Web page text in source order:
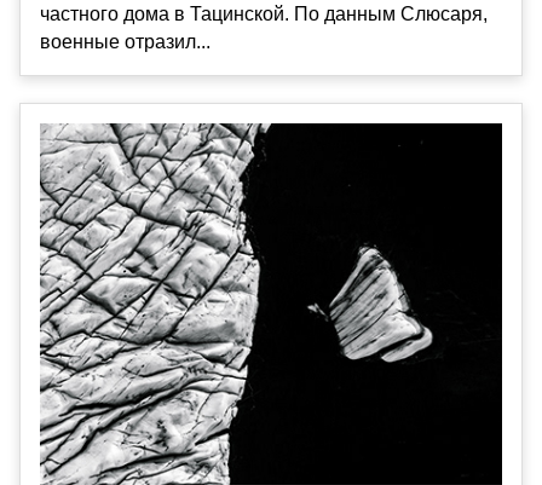
частного дома в Тацинской. По данным Слюсаря,
военные отразил...